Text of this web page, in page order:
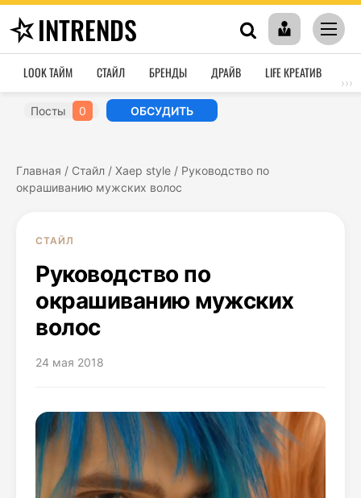
INTRENDS
LOOK ТАЙМ СТАЙЛ БРЕНДЫ ДРАЙВ LIFE КРЕАТИВ
›››
Посты 0 ОБСУДИТЬ
Главная / Стайл / Хаер style / Руководство по
окрашиванию мужских волос
СТАЙЛ
Руководство по
окрашиванию мужских
волос
24 мая 2018